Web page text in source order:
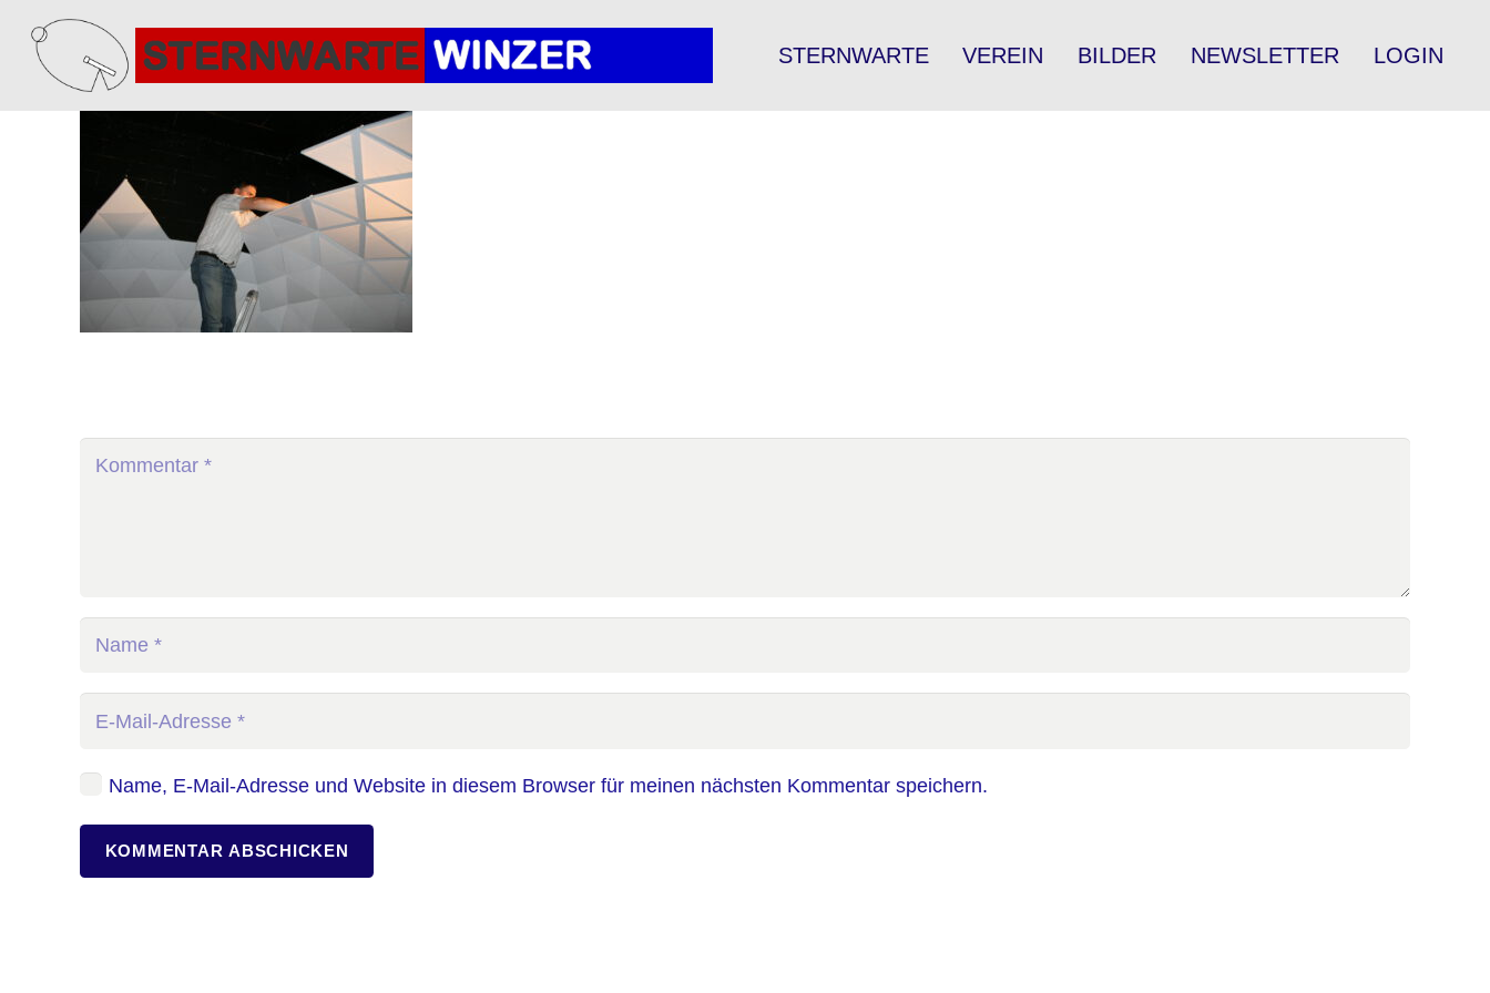
STERNWARTE VEREIN BILDER NEWSLETTER LOGIN
Name, E-Mail-Adresse und Website in diesem Browser für meinen nächsten Kommentar speichern.
KOMMENTAR ABSCHICKEN